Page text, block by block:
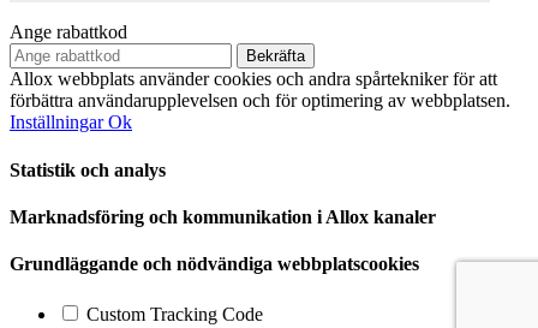
Ange rabattkod
Bekräfta
Allox webbplats använder cookies och andra spårtekniker för att
förbättra användarupplevelsen och för optimering av webbplatsen.
InställningarOk
Statistik och analys
Marknadsföring och kommunikation i Allox kanaler
Grundläggande och nödvändiga webbplatscookies
Custom Tracking Code